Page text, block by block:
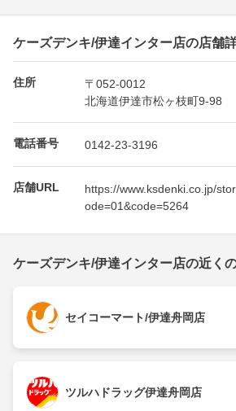
ケーズデンキ/伊達インター店の店舗
住所
〒052-0012
北海道伊達市松ヶ枝町9-98
電話番号 0142-23-3196
店舗URL
https://www.ksdenki.co.jp/
ode=01&code=5264
ケーズデンキ/伊達インター店の近く
セイコーマート/伊達舟岡店
ツルハドラッグ伊達舟岡店